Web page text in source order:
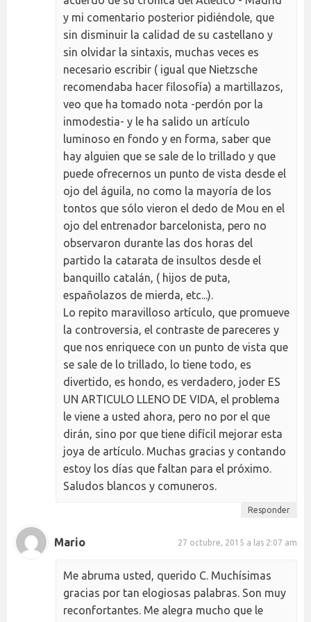
y mi comentario posterior pidiéndole, que
sin disminuir la calidad de su castellano y
sin olvidar la sintaxis, muchas veces es
necesario escribir ( igual que Nietzsche
recomendaba hacer filosofía) a martillazos,
veo que ha tomado nota -perdón por la
inmodestia- y le ha salido un artículo
luminoso en fondo y en forma, saber que
hay alguien que se sale de lo trillado y que
puede ofrecernos un punto de vista desde el
ojo del águila, no como la mayoría de los
tontos que sólo vieron el dedo de Mou en el
ojo del entrenador barcelonista, pero no
observaron durante las dos horas del
partido la catarata de insultos desde el
banquillo catalán, ( hijos de puta,
españolazos de mierda, etc...).
Lo repito maravilloso artículo, que promueve
la controversia, el contraste de pareceres y
que nos enriquece con un punto de vista que
se sale de lo trillado, lo tiene todo, es
divertido, es hondo, es verdadero, joder ES
UN ARTICULO LLENO DE VIDA, el problema
le viene a usted ahora, pero no por el que
dirán, sino por que tiene difícil mejorar esta
joya de artículo. Muchas gracias y contando
estoy los días que faltan para el próximo.
Saludos blancos y comuneros.
Responder
Mario 27 octubre, 2015 a las 2:07 am
Me abruma usted, querido C. Muchísimas
gracias por tan elogiosas palabras. Son muy
reconfortantes. Me alegra mucho que le